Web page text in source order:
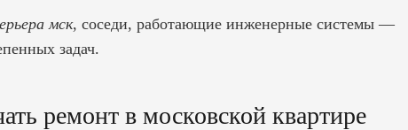
мск, соседи, работающие инженерные системы —
задач.
ремонт в московской квартире